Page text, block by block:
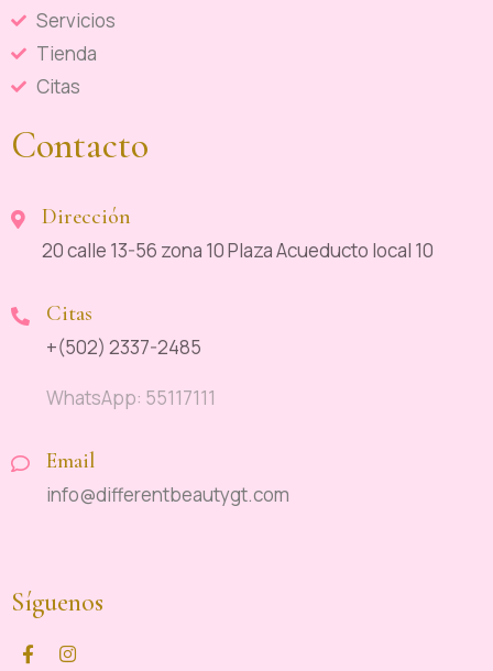
Servicios
Tienda
Citas
Contacto
Dirección
20 calle 13-56 zona 10 Plaza Acueducto local 10
Citas
+(502) 2337-2485
WhatsApp: 55117111
Email
info@differentbeautygt.com
Síguenos